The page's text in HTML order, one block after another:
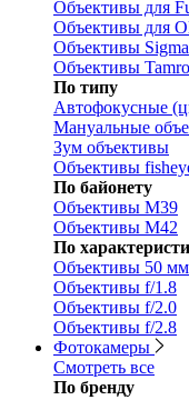
Объективы для
Объективы для
Объективы Sigma
Объективы
По типу
Автофокусные
Мануальные
Зум объективы
Объективы
По байонету
Объективы M39
Объективы M42
По
Объективы 50 мм
Объективы f/1.8
Объективы f/2.0
Объективы f/2.8
Фотокамеры
Смотреть все
По бренду